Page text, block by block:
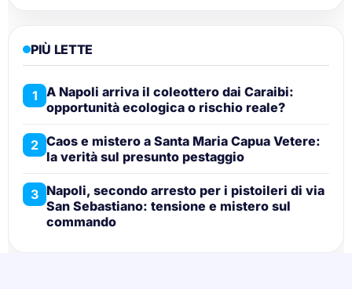
PIÙ LETTE
1 A Napoli arriva il coleottero dai Caraibi:
opportunità ecologica o rischio reale?
2 Caos e mistero a Santa Maria Capua Vetere:
la verità sul presunto pestaggio
3 Napoli, secondo arresto per i pistoileri di via
San Sebastiano: tensione e mistero sul
commando